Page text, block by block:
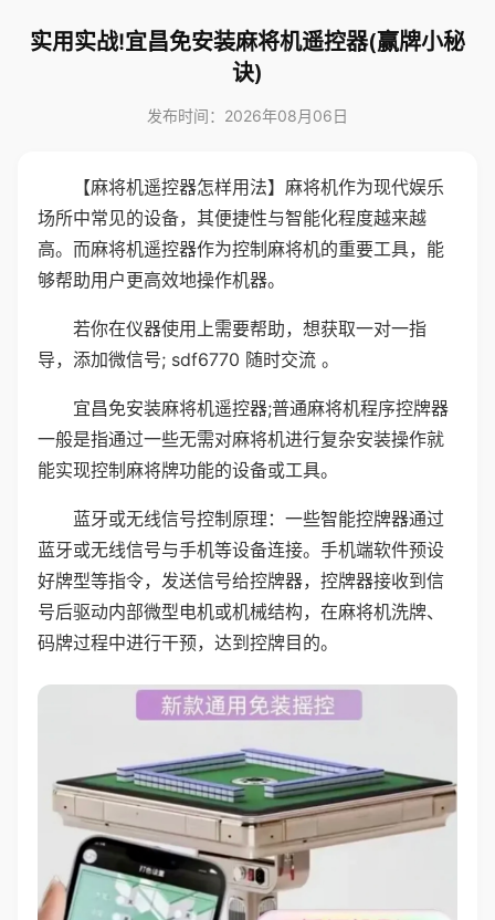
实用实战!宜昌免安装麻将机遥控器(赢牌小秘
诀)
发布时间：2026年08月06日
【麻将机遥控器怎样用法】麻将机作为现代娱乐
场所中常见的设备，其便捷性与智能化程度越来越
高。而麻将机遥控器作为控制麻将机的重要工具，能
够帮助用户更高效地操作机器。
若你在仪器使用上需要帮助，想获取一对一指
导，添加微信号; sdf6770 随时交流 。
宜昌免安装麻将机遥控器;普通麻将机程序控牌器
一般是指通过一些无需对麻将机进行复杂安装操作就
能实现控制麻将牌功能的设备或工具。
蓝牙或无线信号控制原理：一些智能控牌器通过
蓝牙或无线信号与手机等设备连接。手机端软件预设
好牌型等指令，发送信号给控牌器，控牌器接收到信
号后驱动内部微型电机或机械结构，在麻将机洗牌、
码牌过程中进行干预，达到控牌目的。